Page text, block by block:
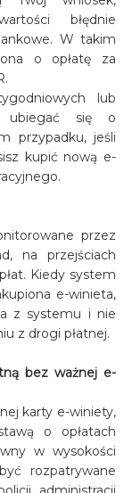
błędnie
W takim
o opłatę za
lub
ubiegać się o
przypadku, jeśli
kupić nową e-
przez
na przejściach
Kiedy system
e-winieta,
z systemu i nie
z drogi płatnej.
bez ważnej e-
karty e-winiety,
o opłatach
w wysokości
rozpatrywane